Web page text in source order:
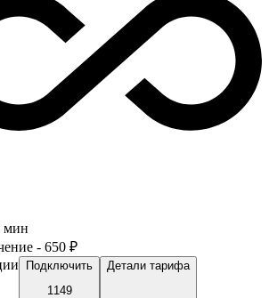
мин
- 650 ₽
Подключить
1149
Детали тарифа